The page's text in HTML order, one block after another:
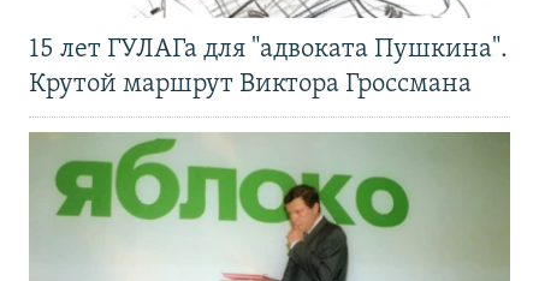
15 лет ГУЛАГа для "адвоката Пушкина".
Крутой маршрут Виктора Гроссмана